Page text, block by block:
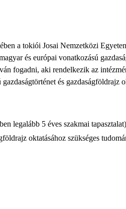
a tokiói Josai Nemzetközi
és európai vonatkozású
fogadni, aki rendelkezik az
és gazdaságföldrajz
legalább 5 éves szakmai tapasztalat)
oktatásához szükséges